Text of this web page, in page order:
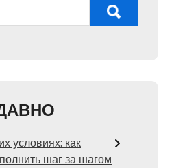
условиях: как
шаг за шагом